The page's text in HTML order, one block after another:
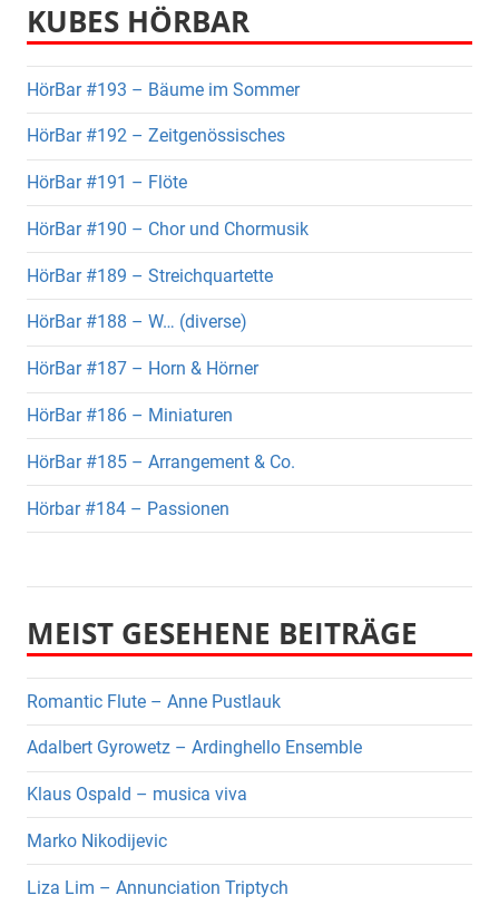
KUBES HÖRBAR
HörBar #193 – Bäume im Sommer
HörBar #192 – Zeitgenössisches
HörBar #191 – Flöte
HörBar #190 – Chor und Chormusik
HörBar #189 – Streichquartette
HörBar #188 – W… (diverse)
HörBar #187 – Horn & Hörner
HörBar #186 – Miniaturen
HörBar #185 – Arrangement & Co.
Hörbar #184 – Passionen
MEIST GESEHENE BEITRÄGE
Romantic Flute – Anne Pustlauk
Adalbert Gyrowetz – Ardinghello Ensemble
Klaus Ospald – musica viva
Marko Nikodijevic
Liza Lim – Annunciation Triptych